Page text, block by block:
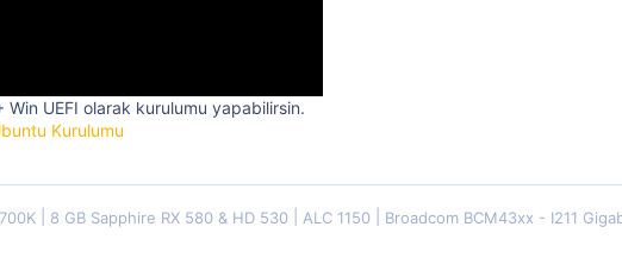
UEFI olarak kurulumu yapabilirsin.
Kurulumu
8 GB Sapphire RX 580 & HD 530 ALC 1150
Broadcom BCM43xx - I211